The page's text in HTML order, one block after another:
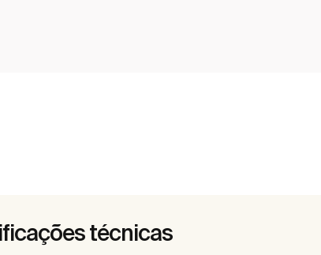
técnicas